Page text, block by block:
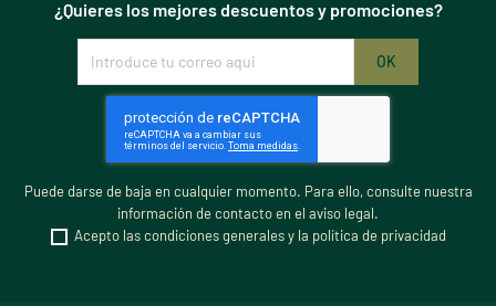
¿Quieres los mejores descuentos y promociones?
Puede darse de baja en cualquier momento. Para ello, consulte nuestra
información de contacto en el aviso legal.
Acepto las condiciones generales y la política de privacidad